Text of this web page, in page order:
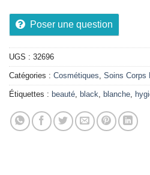
Poser une question
UGS : 32696
Catégories : Cosmétiques, Soins Corps
Étiquettes : beauté, black, blanche,